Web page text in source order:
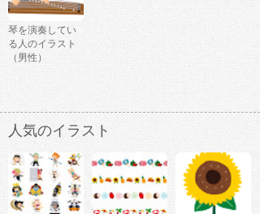
琴を演奏してい
る人のイラスト
（男性）
人気のイラスト